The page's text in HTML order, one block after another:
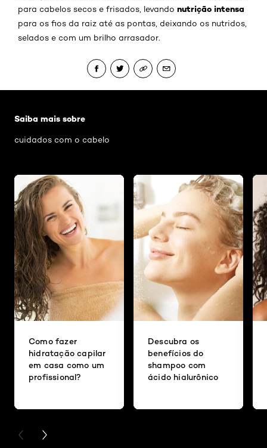
para cabelos secos e frisados, levando nutrição intensa
para os fios da raiz até as pontas, deixando os nutridos,
selados e com um brilho arrasador.
Saiba mais sobre
cuidados com o cabelo
Como fazer
hidratação capilar
em casa como um
profissional?
Descubra os
benefícios do
shampoo com
ácido hialurônico
PREVIOUS CARD
NEXT CARD